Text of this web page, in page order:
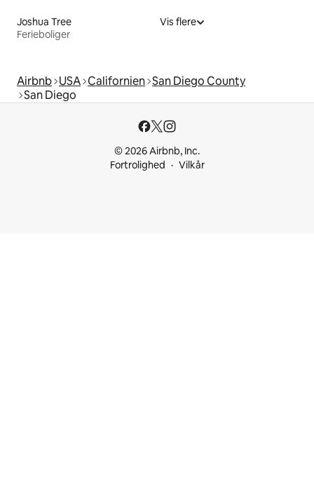
Joshua Tree
Ferieboliger
Vis flere
Airbnb USA Californien San Diego County
San Diego
© 2026 Airbnb, Inc.
Fortrolighed
Vilkår